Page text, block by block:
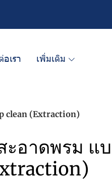
เรา เพิ่มเติม
clean (Extraction)
ะอาดพรม แ